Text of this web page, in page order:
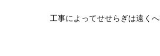
工事によってせせらぎは遠く